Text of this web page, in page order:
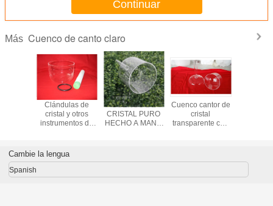
Continuar
Más Cuenco de canto claro
Clándulas de
cristal y otros
instrumentos de
CUENCO DE
CRISTAL PURO
HECHO A MANO
ACOLCHADAS
mayor en China
Cuenco cantor de
cristal
transparente con
Cambie la lengua
Spanish